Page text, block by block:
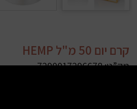
קרם יום 50 מ"ל HEMP
מק”ט:7290017296678